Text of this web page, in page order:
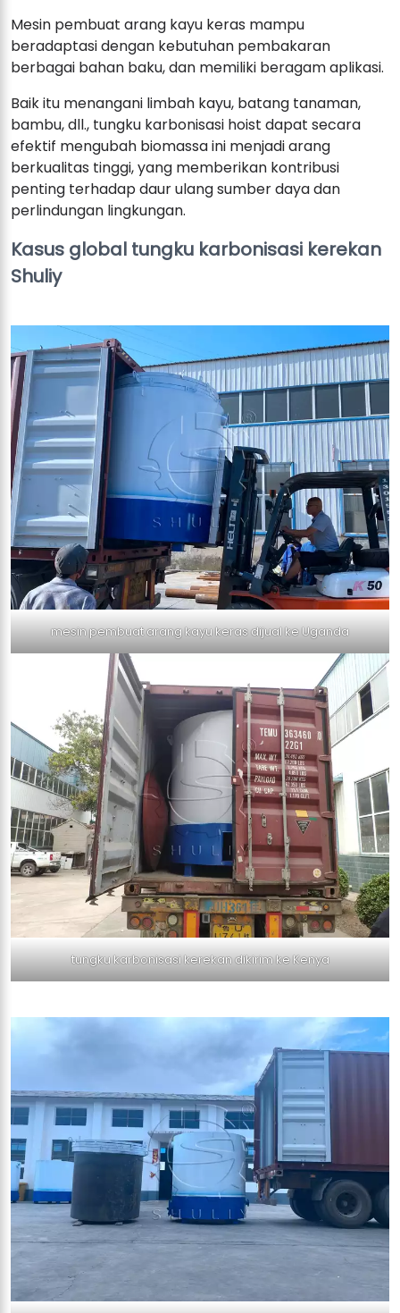
Mesin pembuat arang kayu keras mampu
beradaptasi dengan kebutuhan pembakaran
berbagai bahan baku, dan memiliki beragam aplikasi.
Baik itu menangani limbah kayu, batang tanaman,
bambu, dll., tungku karbonisasi hoist dapat secara
efektif mengubah biomassa ini menjadi arang
berkualitas tinggi, yang memberikan kontribusi
penting terhadap daur ulang sumber daya dan
perlindungan lingkungan.
Kasus global tungku karbonisasi kerekan
Shuliy
mesin pembuat arang kayu keras dijual ke Uganda
tungku karbonisasi kerekan dikirim ke Kenya